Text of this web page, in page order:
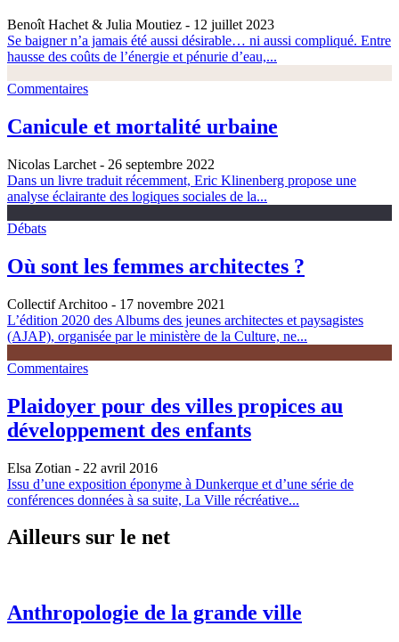
Benoît Hachet & Julia Moutiez - 12 juillet 2023
Se baigner n’a jamais été aussi désirable… ni aussi compliqué. Entre
hausse des coûts de l’énergie et pénurie d’eau,...
Commentaires
Canicule et mortalité urbaine
Nicolas Larchet - 26 septembre 2022
Dans un livre traduit récemment, Eric Klinenberg propose une
analyse éclairante des logiques sociales de la...
Débats
Où sont les femmes architectes ?
Collectif Architoo - 17 novembre 2021
L’édition 2020 des Albums des jeunes architectes et paysagistes
(AJAP), organisée par le ministère de la Culture, ne...
Commentaires
Plaidoyer pour des villes propices au
développement des enfants
Elsa Zotian - 22 avril 2016
Issu d’une exposition éponyme à Dunkerque et d’une série de
conférences données à sa suite, La Ville récréative...
Ailleurs sur le net
Anthropologie de la grande ville